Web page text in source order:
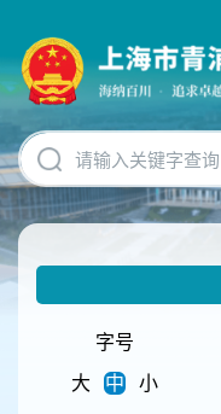
碍
操
明
跳
转
到
网
字号
大
中 小